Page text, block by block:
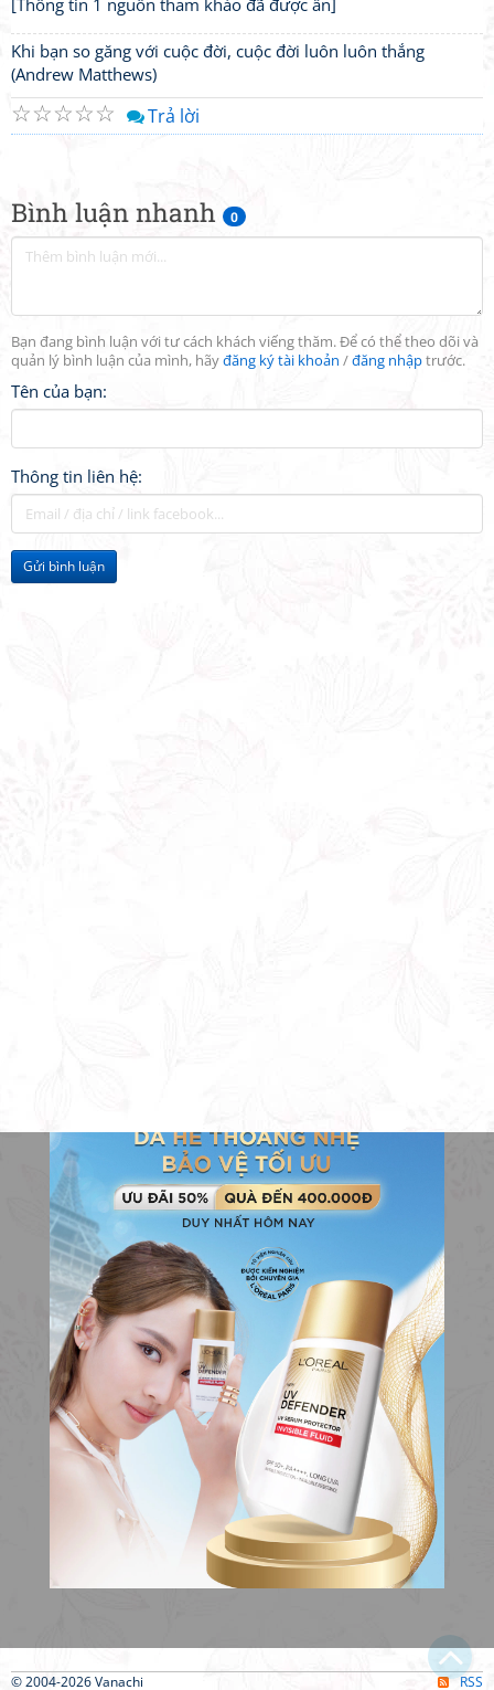
Bình luận nhanh 0
Bạn đang bình luận với tư cách khách viếng thăm. Để có thể theo dõi và
quản lý bình luận của mình, hãyđăng ký tài khoản /đăng nhậptrước.
Tên của bạn:
Thông tin liên hệ:
Gửi bình luận
[Thông tin 1 nguồn tham khảo đã được ẩn]
Khi bạn so găng với cuộc đời, cuộc đời luôn luôn thắng
(Andrew Matthews)
☆
☆
☆
☆
☆ Trả lời
© 2004-2026 Vanachi RSS